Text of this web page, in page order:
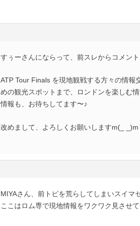
すぅーさんにならって、前スレからコメン
ATP Tour Finals を現地観戦する方々の情
めの観光スポットまで、ロンドンを楽しむ
情報も、お待ちしてます〜♪
改めまして、よろしくお願いしますm(_ _)m
MIYAさん、前トピを荒らしてしまいスイマ
ここはロム専で現地情報をワクワク見させ